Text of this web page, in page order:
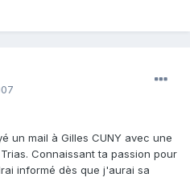
un mail à Gilles CUNY avec une
Connaissant ta passion pour
informé dès que j'aurai sa